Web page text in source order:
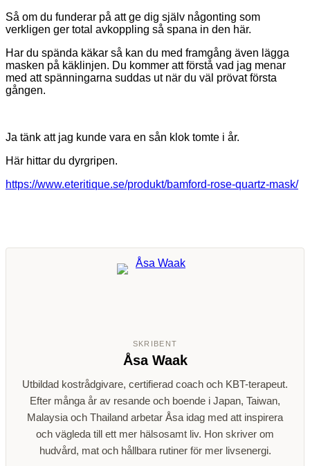
Så om du funderar på att ge dig själv någonting som
verkligen ger total avkoppling så spana in den här.
Har du spända käkar så kan du med framgång även lägga
masken på käklinjen. Du kommer att förstå vad jag menar
med att spänningarna suddas ut när du väl prövat första
gången.
Ja tänk att jag kunde vara en sån klok tomte i år.
Här hittar du dyrgripen.
https://www.eteritique.se/produkt/bamford-rose-quartz-mask/
SKRIBENT
Åsa Waak
Utbildad kostrådgivare, certifierad coach och KBT-terapeut.
Efter många år av resande och boende i Japan, Taiwan,
Malaysia och Thailand arbetar Åsa idag med att inspirera
och vägleda till ett mer hälsosamt liv. Hon skriver om
hudvård, mat och hållbara rutiner för mer livsenergi.